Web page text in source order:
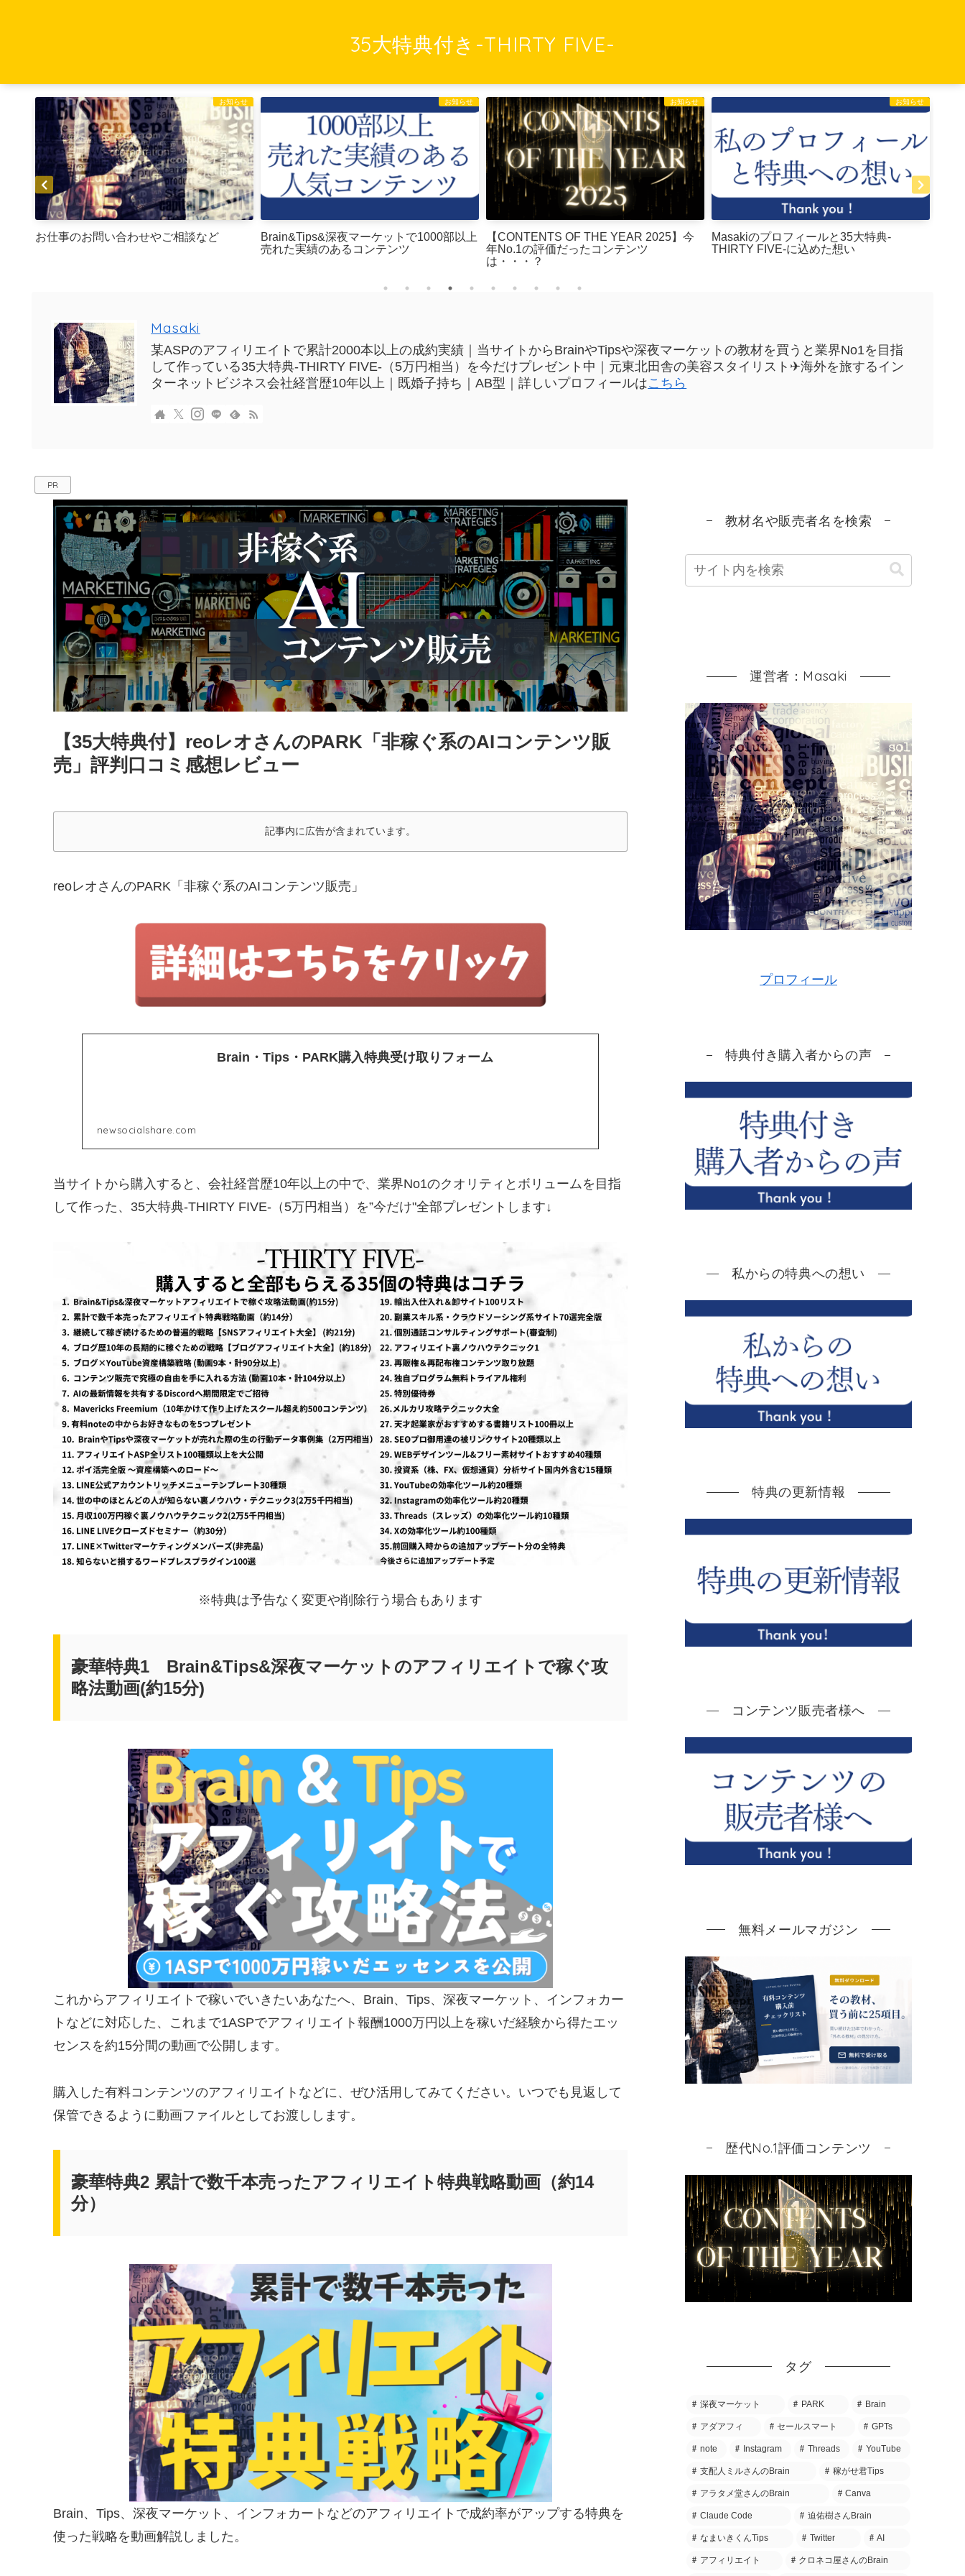
35大特典付き-THIRTY FIVE-
お知らせ
お仕事のお問い合わせやご相談など
お知らせ
Brain&Tips&深夜マーケットで1000部以上
売れた実績のあるコンテンツ
お知らせ
【CONTENTS OF THE YEAR 2025】今
年No.1の評価だったコンテンツ
は・・・？
お知らせ
Masakiのプロフィールと35大特典-
THIRTY FIVE-に込めた想い
Masaki
某ASPのアフィリエイトで累計2000本以上の成約実績｜当サイトからBrainやTipsや深夜マーケットの教材を買うと業界No1を目指
して作っている35大特典-THIRTY FIVE-（5万円相当）を今だけプレゼント中｜元東北田舎の美容スタイリスト✈海外を旅するイン
ターネットビジネス会社経営歴10年以上｜既婚子持ち｜AB型｜詳しいプロフィールはこちら
PR
【35大特典付】reoレオさんのPARK「非稼ぐ系のAIコンテンツ販
売」評判口コミ感想レビュー
記事内に広告が含まれています。
reoレオさんのPARK「非稼ぐ系のAIコンテンツ販売」
Brain・Tips・PARK購入特典受け取りフォーム
newsocialshare.com
当サイトから購入すると、会社経営歴10年以上の中で、業界No1のクオリティとボリュームを目指
して作った、35大特典-THIRTY FIVE-（5万円相当）を”今だけ"全部プレゼントします↓
※特典は予告なく変更や削除行う場合もあります
豪華特典1 Brain&Tips&深夜マーケットのアフィリエイトで稼ぐ攻
略法動画(約15分)
これからアフィリエイトで稼いでいきたいあなたへ、Brain、Tips、深夜マーケット、インフォカー
トなどに対応した、これまで1ASPでアフィリエイト報酬1000万円以上を稼いだ経験から得たエッ
センスを約15分間の動画で公開します。
購入した有料コンテンツのアフィリエイトなどに、ぜひ活用してみてください。いつでも見返して
保管できるように動画ファイルとしてお渡しします。
豪華特典2 累計で数千本売ったアフィリエイト特典戦略動画（約14
分）
Brain、Tips、深夜マーケット、インフォカートなどのアフィリエイトで成約率がアップする特典を
使った戦略を動画解説しました。
教材名や販売者名を検索
運営者：Masaki
プロフィール
特典付き購入者からの声
私からの特典への想い
特典の更新情報
コンテンツ販売者様へ
無料メールマガジン
歴代No.1評価コンテンツ
タグ
深夜マーケット PARK Brain
アダアフィ セールスマート GPTs
note Instagram Threads YouTube
支配人ミルさんのBrain 稼がせ君Tips
アラタメ堂さんのBrain Canva
Claude Code 迫佑樹さんBrain
なまいきくんTips Twitter AI
アフィリエイト クロネコ屋さんのBrain